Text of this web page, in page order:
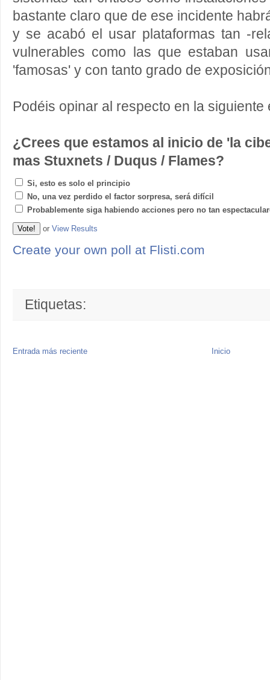
bastante claro que de ese incidente
y se acabó el usar plataformas tan -
vulnerables como las que estaban
'famosas' y con tanto grado de
Podéis opinar al respecto en la siguiente
¿Crees que estamos al inicio de 'la
mas Stuxnets / Duqus / Flames?
Si, esto es solo el principio
No, una vez perdido el factor sorpresa, será difícil
Probablemente siga habiendo acciones pero no tan
or View Results
Create your own poll at Flisti.com
Etiquetas:
Entrada más reciente Inicio